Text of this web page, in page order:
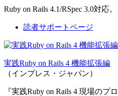
Ruby on Rails 4.1/RSpec 3.0対応。
読者サポートページ
実践Ruby on Rails 4 機能拡張編
（インプレス・ジャパン）
『実践Ruby on Rails 4 現場のプ